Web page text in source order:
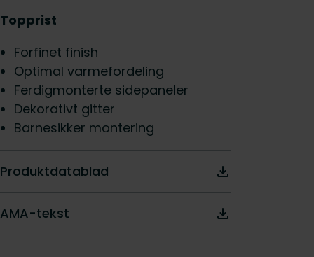
Topprist
Forfinet finish
Optimal varmefordeling
Ferdigmonterte sidepaneler
Dekorativt gitter
Barnesikker montering
Produktdatablad
AMA-tekst